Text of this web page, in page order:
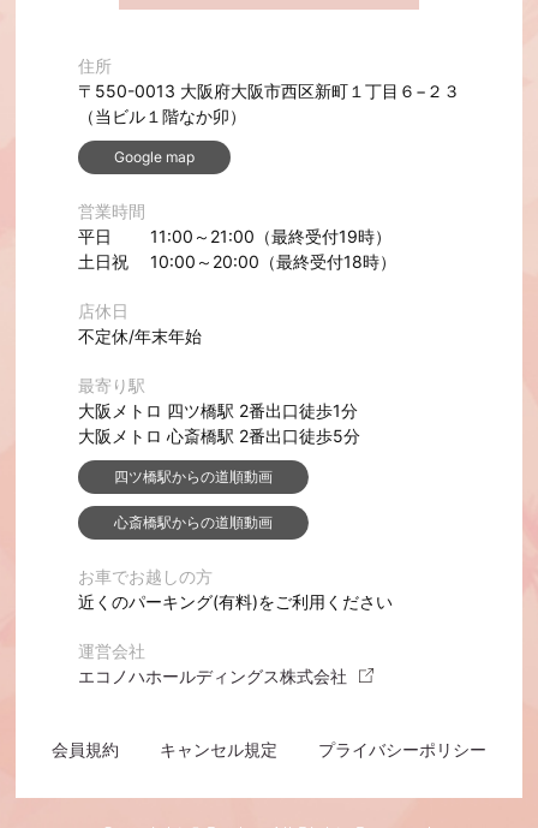
住所
〒550-0013 大阪府大阪市西区新町１丁目６−２３
（当ビル１階なか卯）
Google map
営業時間
平日 11:00～21:00（最終受付19時）
土日祝 10:00～20:00（最終受付18時）
店休日
不定休/年末年始
最寄り駅
大阪メトロ 四ツ橋駅 2番出口徒歩1分
大阪メトロ 心斎橋駅 2番出口徒歩5分
四ツ橋駅からの道順動画
心斎橋駅からの道順動画
お車でお越しの方
近くのパーキング(有料)をご利用ください
運営会社
エコノハホールディングス株式会社
会員規約 キャンセル規定 プライバシーポリシー